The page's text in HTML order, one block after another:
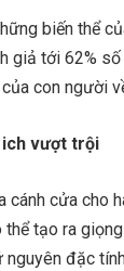
biến thể
giả tới 62%
con người
ich vượt trội
cánh cửa cho
tạo ra
đặc